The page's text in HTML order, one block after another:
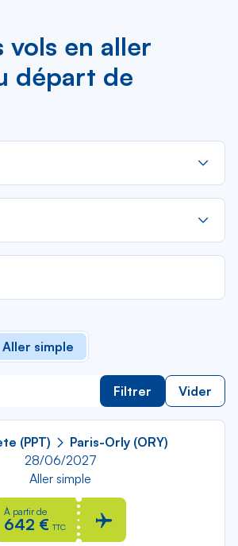
vols en aller
départ de
Aller simple
Filtrer Vider
(PPT)
Paris-Orly (ORY)
28/06/2027
Aller simple
À partir de
642 € TTC